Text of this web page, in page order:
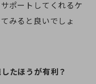
ポートしてくれるケ
みると良いでしょ
たほうが有利？